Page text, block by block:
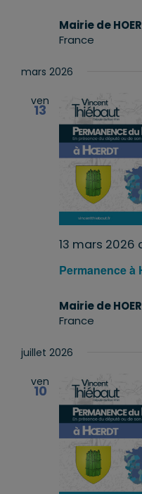
Mairie de
France
mars 2026
ven
13
Permanence à
13 mars 2026
Mairie de
France
juillet 2026
ven
10